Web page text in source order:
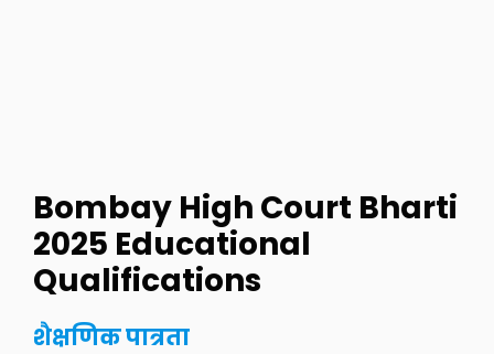
Bombay High Court Bharti
2025 Educational
Qualifications
शैक्षणिक पात्रता